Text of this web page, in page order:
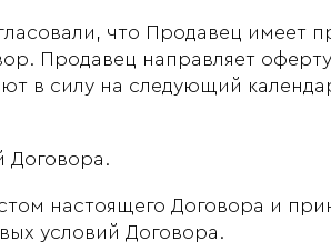
что Продавец имеет
Продавец направляет
в силу на следующий
Договора.
настоящего Договора и
условий Договора.